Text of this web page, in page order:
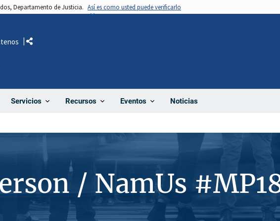
Departamento de Justicia. Así es como usted puede verificarlo
Servicios Recursos Eventos Noticias
Comparte
/ NamUs